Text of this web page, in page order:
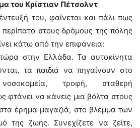
του Κρίστιαν Πέτσολντ
του, φαίνεται και πάλι πως
στους δρόμους της πόλης
κάτω από την επιφάνεια:
τώρα στην Ελλάδα. Τα αυτοκίνητα
τα παιδιά να πηγαίνουν στο
τροφή, σταθερή
φτάνει να κάνεις μια βόλτα στους
έρημα μαγαζιά, στο βλέμμα των
της ζωής. Συνεχίζετε να ζείτε,